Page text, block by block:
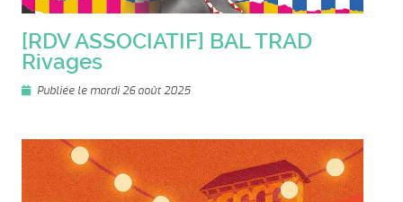
[RDV ASSOCIATIF] BAL TRAD
Rivages
Publiée le mardi 26 août 2025